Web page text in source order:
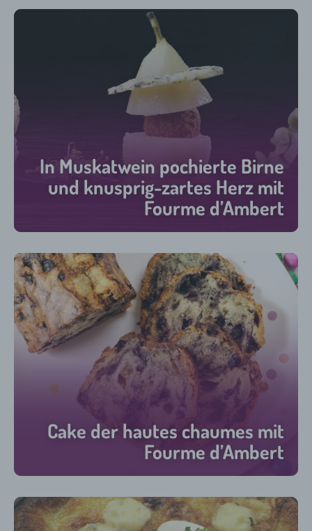
In Muskatwein pochierte Birne
und knusprig-zartes Herz mit
Fourme d’Ambert
Cake der hautes chaumes mit
Fourme d’Ambert